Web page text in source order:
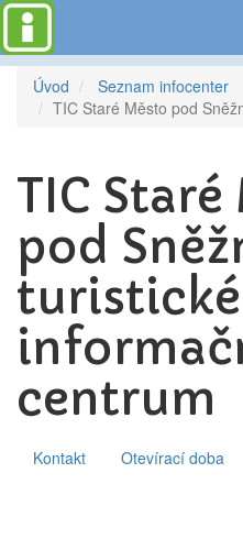
Úvod
Seznam infocenter
TIC Staré Město pod
TIC
pod
turistické
centrum
Kontakt Otevírací doba